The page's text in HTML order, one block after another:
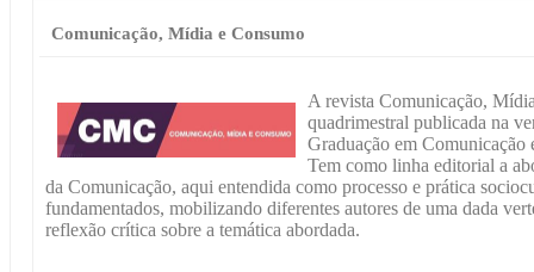
Comunicação, Mídia e Consumo
A revista Comunicação,
quadrimestral publicada na
Graduação em Comunicação
Tem como linha editorial a
da Comunicação, aqui entendida como processo e prática
fundamentados, mobilizando diferentes autores de uma dada
reflexão crítica sobre a temática abordada.